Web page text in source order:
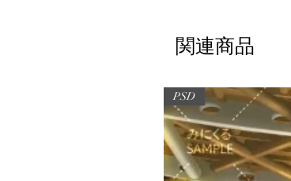
関連商品
PSD